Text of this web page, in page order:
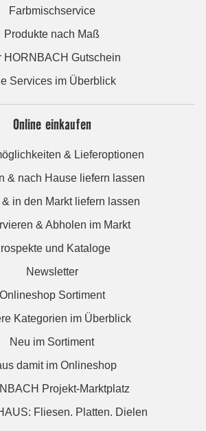
Farbmischservice
Produkte nach Maß
HORNBACH Gutschein
Services im Überblick
Online einkaufen
& Lieferoptionen
& nach Hause liefern lassen
& in den Markt liefern lassen
& Abholen im Markt
und Kataloge
Newsletter
Onlineshop Sortiment
Kategorien im Überblick
Neu im Sortiment
damit im Onlineshop
Projekt-Marktplatz
Fliesen. Platten. Dielen